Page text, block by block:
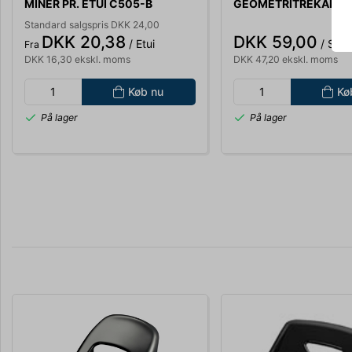
MINER PR. ETUI C505-B
Standard salgspris DKK 24,00
Fra DKK 20,38 / Etui
DKK 16,30 ekskl. moms
Køb nu
På lager
GEOMETRITREKANT
S2622
DKK 59,00 / Stk.
DKK 47,20 ekskl. moms
På lager